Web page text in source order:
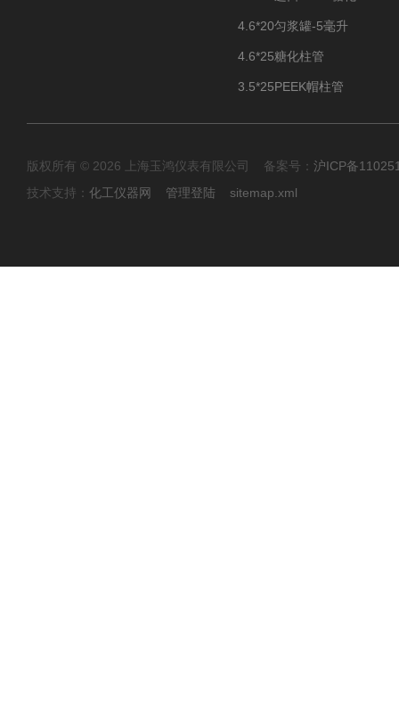
4.6*20匀浆罐-5毫升
4.6*25糖化柱管
3.5*25PEEK帽柱管
版权所有 © 2026 上海玉鸿仪表有限公司 备案号： 沪ICP备
技术支持： 化工仪器网 管理登陆 sitemap.xml